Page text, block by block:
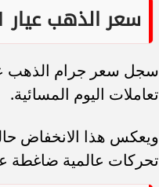
سعر الذهب عيار 21 اليوم في مصر
سجل سعر جرام الذهب عيار 21، وهو الأكثر طلبًا في السوق
تعاملات اليوم المسائية.
ويعكس هذا الانخفاض
تحركات عالمية ضاغطة